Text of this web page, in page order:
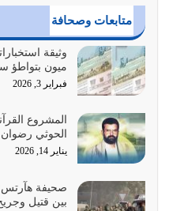
وعد الله تعالى من يُقتل في
والاستبشار والنجاة
يوليو 29, 2026
القرآن الكريم هو أهم
معرفة شخصيته معرفة
يوليو 28, 2026
هل نحن من الصالحين؟ قيِّم
وأعرض نفسك، وأعرض ما
يوليو 27, 2026
متابعات وصحافة
وثيقة
ميون بتواطؤ
فبراير 3, 2026
المشروع
الحوثي
يناير 14, 2026
بين قتيل